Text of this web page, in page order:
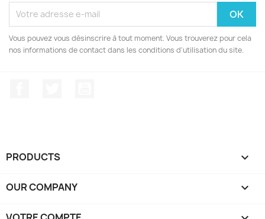
Vous pouvez vous désinscrire à tout moment. Vous trouverez pour cela
nos informations de contact dans les conditions d'utilisation du site.
PRODUCTS 
OUR COMPANY 